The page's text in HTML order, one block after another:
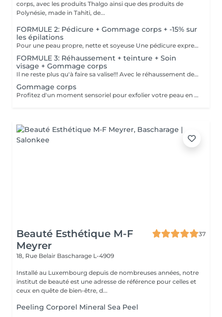
corps, avec les produits Thalgo ainsi que des produits de
Polynésie, made in Tahiti, de...
FORMULE 2: Pédicure + Gommage corps + -15% sur
les épilations
Pour une peau propre, nette et soyeuse Une pédicure express au choix rape ou trempage + Coupe et limage des ongles Un gommage du corps (Monoï ou coco) parfait pour préparer la peau au bronzage -15 % Sur toutes vos épilations ( à rajouter à votre RDV) Pour plus de précision, n'hésitez pas whatsapp, SMS ou appel au 661 555 858
FORMULE 3: Réhaussement + teinture + Soin
visage + Gommage corps
Il ne reste plus qu'à faire sa valise!!! Avec le réhaussement des cils et la teinture, plus besoin de mascara, la tranquillité assurée pendant les vacances Soin du visage Bora Bora ( gommage et massage à l'huile de coco) Gommage corps (monoï ou coco) parfait pour préparer la peau à l'été, au soleil, à la plage, au bronzage Pour plus de précision, n'hésitez pas whatsapp, SMS ou appel au 661 555 858
Gommage corps
Profitez d'un moment sensoriel pour exfolier votre peau en douceur. En soin seul avec une crème ou encore mieux, avant un massage pour préparer la peau. Pour préparer la peau au soleil, réparer après une exposition, un moment de relaxation, ne rater l'occasion de faire du bien à votre peau et votre corps
Beauté Esthétique M-F
Meyrer
37
18, Rue Belair Bascharage L-4909
Installé au Luxembourg depuis de nombreuses années, notre
institut de beauté est une adresse de référence pour celles et
ceux en quête de bien-être, d...
Peeling Corporel Mineral Sea Peel